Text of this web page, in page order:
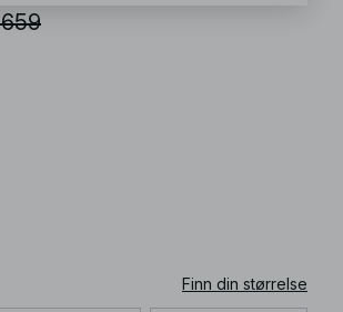
Finn din størrelse